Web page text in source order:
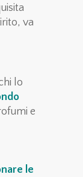
va
lo
e
le